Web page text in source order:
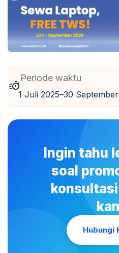
Periode waktu
1 Juli 2025–30
Ingin tahu
soal
Hubungi